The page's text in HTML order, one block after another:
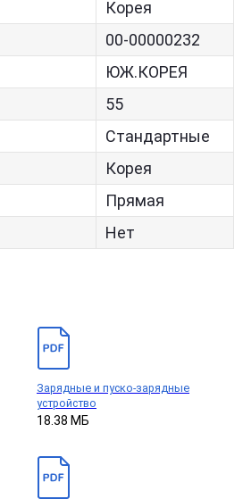
Корея
00-00000232
ЮЖ.КОРЕЯ
55
Стандартные
Корея
Прямая
Нет
Зарядные и пуско-зарядные
устройство
18.38 МБ